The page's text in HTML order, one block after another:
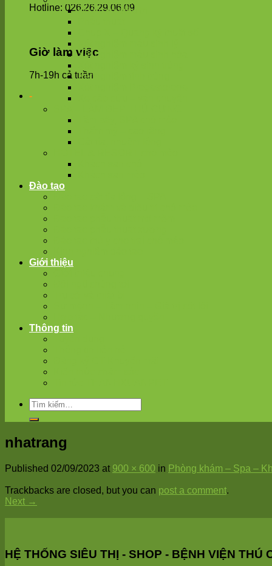
Hotline: 026.26.29.06.09
Giờ làm việc
7h-19h cả tuần
-
Khám và điều trị
Xét nghiệm máu sinh hóa
Xét nghiệm tinh trùng
Đào tạo
Giới thiệu
Thông tin
nhatrang
Published 02/09/2023 at 900 × 600 in Phòng khám – Spa –
Trackbacks are closed, but you can post a comment.
Next →
HỆ THỐNG SIÊU THỊ - SHOP - BỆNH VIỆN THÚ